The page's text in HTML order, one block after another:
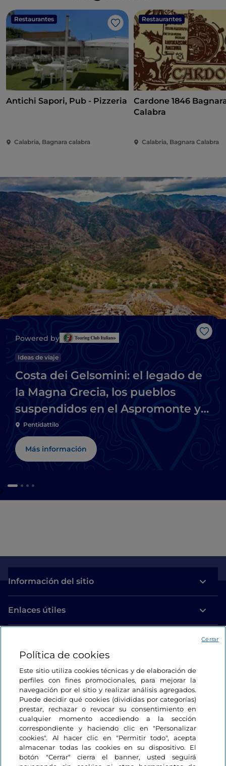
Restaurantes
Me gusta
Antichi Sapori, Pub - Pizzeria
Calabria, Bagnara calabra
Restaurantes
Cardone 1846
Calabra
Calabria, Bagnara Calabra
Me
Powered by
Ideas de viaje
Costa dei Gelsomini: el legado de
la Magna Grecia, los pueblos
suspendidos en el Aspromonte y
las playas del mar Jónico
Pentidattilo
Más información
Información del sitio
Enlaces útiles
Estamos en contacto
Política de cookies
Este sitio utiliza cookies técnicas y de elaboración de
perfiles con fines promocionales, para mejorar la
navegación por el sitio y realizar análisis agregados.
Puede decidir qué cookies (divididas por categorías)
prestar, rechazar o revocar su consentimiento en
cualquier momento accediendo a la sección
correspondiente y haciendo clic en "Personalizar
cookies". Al hacer clic en "Permitir todo", acepta
almacenar todas las cookies en su dispositivo. El
botón "Cerrar" cierra el banner, usted seguirá
Cerrar